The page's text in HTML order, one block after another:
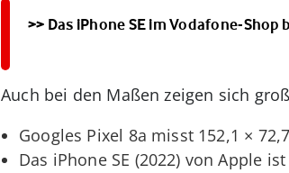
>> Das iPhone SE im Vodafone-Shop
Auch bei den Maßen zeigen sich
Googles Pixel 8a misst 152,1 ×
Das iPhone SE (2022) von Apple